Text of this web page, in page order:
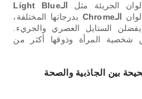
الجريئة مثل
الـLight Blue
الـChrome
بدرجاتها المختلفة،
الستايل العصري والجريء.
شخصية المرأة وذوقها أكثر من